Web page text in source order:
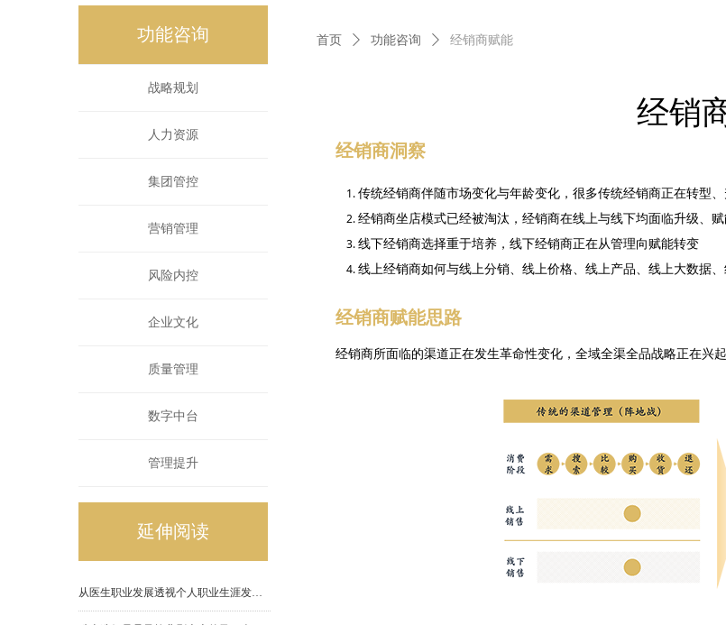
功能咨询
功能咨询
战略规划
人力资源
集团管控
营销管理
风险内控
企业文化
质量管理
数字中台
管理提升
经销
经销商洞察
传统经销商伴随市场变化与年龄变化，很多传统经销商正在转型、
经销商坐店模式已经被淘汰，经销商在线上与线下均面临升级、
线下经销商选择重于培养，线下经销商正在从管理向赋能转变
线上经销商如何与线上分销、线上价格、线上产品、线上大数据
经销商赋能思路
经销商所面临的渠道正在发生革命性变化，全域全渠全品战略正在兴起
延伸阅读
从医生职业发展透视个人职业生涯发展规划
首页 ꄲ 功能咨询 ꄲ 经销商赋能